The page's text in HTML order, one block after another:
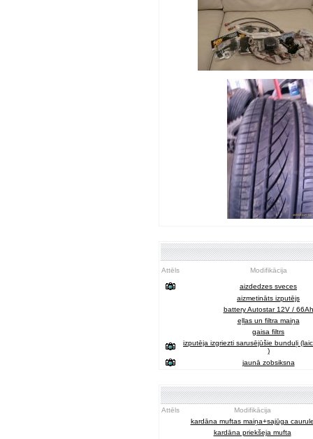
Attēls Modifikācija
aizdedzes sveces
aizmetināts izputējs
battery Autostar 12V / 66Ah
eļļas un filtra maiņa
gaisa filtrs
izputēja izgriezti sarusējūšie bunduļi
)
jaunā zobsiksna
Attēls
Modifikācija
kardāna muftas maiņa+sajūga
kardāna priekšeja mufta